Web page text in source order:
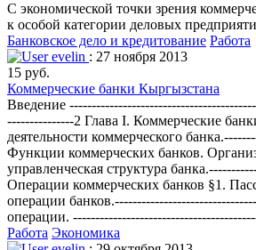
С экономической точки зрения
к особой категории деловых предприяти
Банковское дело и кредитование Работа
evelin : 27 ноября 2013
15 руб.
Коммерческие банки Кыргызстана
Введение
---------------2 Глава I. Коммерческие
деятельности коммерческого
Функции коммерческих банков.
управленческая структура
Операции коммерческих банков §1.
операции
операции.
Работа Экономика